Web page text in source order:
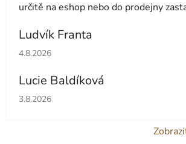
určitě na eshop nebo do prodejny
Ludvík Franta
Hodnocení obchodu je 5 z 5 hvězdiček.
4.8.2026
Lucie Baldíková
Hodnocení obchodu je 5 z 5 hvězdiček.
3.8.2026